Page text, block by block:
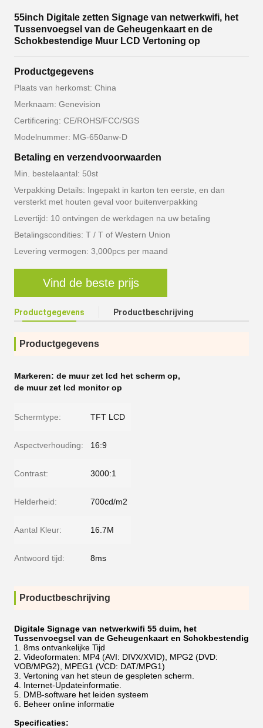
55inch Digitale zetten Signage van netwerkwifi, het
Tussenvoegsel van de Geheugenkaart en de
Schokbestendige Muur LCD Vertoning op
Productgegevens
Plaats van herkomst: China
Merknaam: Genevision
Certificering: CE/ROHS/FCC/SGS
Modelnummer: MG-650anw-D
Betaling en verzendvoorwaarden
Min. bestelaantal: 50st
Verpakking Details: Ingepakt in karton ten eerste, en dan
versterkt met houten geval voor buitenverpakking
Levertijd: 10 ontvingen de werkdagen na uw betaling
Betalingscondities: T / T of Western Union
Levering vermogen: 3,000pcs per maand
Vind de beste prijs
Productgegevens Productbeschrijving
Productgegevens
Markeren: de muur zet lcd het scherm op,
de muur zet lcd monitor op
Schermtype: TFT LCD
Aspectverhouding: 16:9
Contrast: 3000:1
Helderheid: 700cd/m2
Aantal Kleur: 16.7M
Antwoord tijd: 8ms
Productbeschrijving
Digitale Signage van netwerkwifi 55 duim, het
Tussenvoegsel van de Geheugenkaart en Schokbestendig
8ms ontvankelijke Tijd
Videoformaten: MP4 (AVI: DIVX/XVID), MPG2 (DVD:
VOB/MPG2), MPEG1 (VCD: DAT/MPG1)
Vertoning van het steun de gespleten scherm.
Internet-Updateinformatie.
DMB-software het leiden systeem
Beheer online informatie
Specificaties: